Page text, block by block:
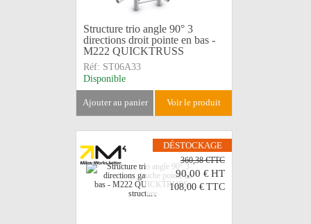
Structure trio angle 90° 3
directions droit pointe en bas -
M222 QUICKTRUSS
Réf: ST06A33
Disponible
ajouter au panier voir le produit
DÉSTOCKAGE
360,38 €TTC
90,00 €HT
108,00 € TTC